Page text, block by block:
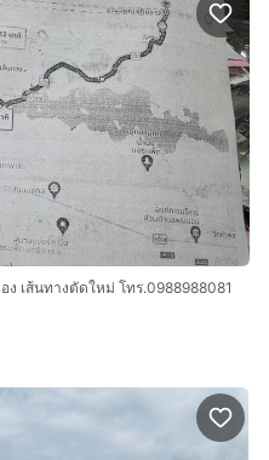
เส้นทางตัดใหม่ โทร.0988988081